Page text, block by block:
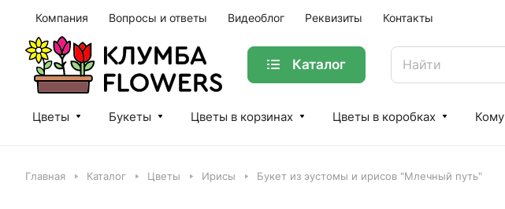
Компания Вопросы и ответы Видеоблог Реквизиты Контакты
Каталог
Цветы Букеты Цветы в корзинах Цветы в коробках Кому
Главная Каталог Цветы Ирисы Букет из эустомы и ирисов "Млечный путь"